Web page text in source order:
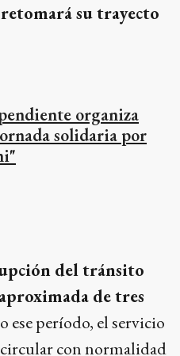
su trayecto
organiza
solidaria por
del tránsito
de tres
ese período, el servicio
con normalidad